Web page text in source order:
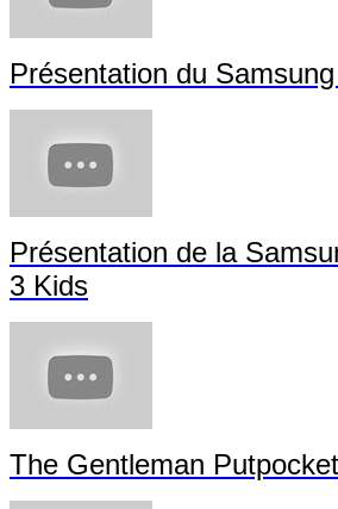
Présentation du
Présentation de la
3 Kids
The Gentleman Putpocket